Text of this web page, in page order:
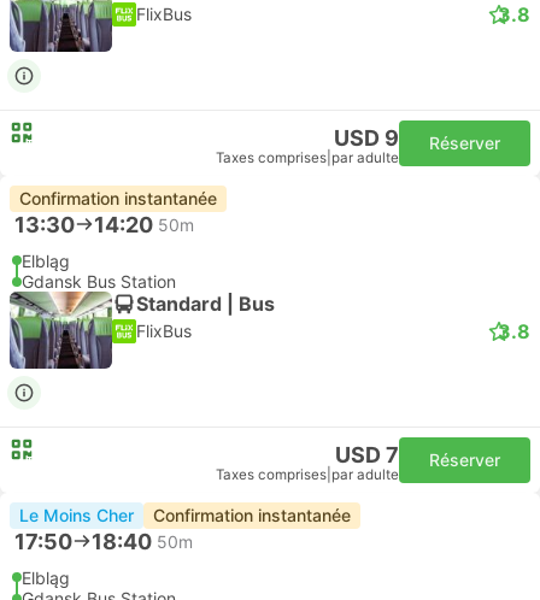
FlixBus 3.8
USD 9
Taxes comprises par adulte
Réserver
Confirmation instantanée
13:30 14:20 50m
Elbląg
Gdansk Bus Station
Standard | Bus
FlixBus 3.8
USD 7
Taxes comprises par adulte
Réserver
Le Moins Cher Confirmation instantanée
17:50 18:40 50m
Elbląg